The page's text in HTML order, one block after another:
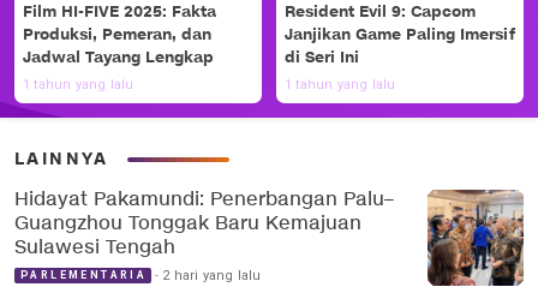
Film HI-FIVE 2025: Fakta
Produksi, Pemeran, dan
Jadwal Tayang Lengkap
1 tahun yang lalu
Resident Evil 9: Capcom
Janjikan Game Paling Imersif
di Seri Ini
1 tahun yang lalu
LAINNYA
Hidayat Pakamundi: Penerbangan Palu–
Guangzhou Tonggak Baru Kemajuan
Sulawesi Tengah
PARLEMENTARIA 2 hari yang lalu